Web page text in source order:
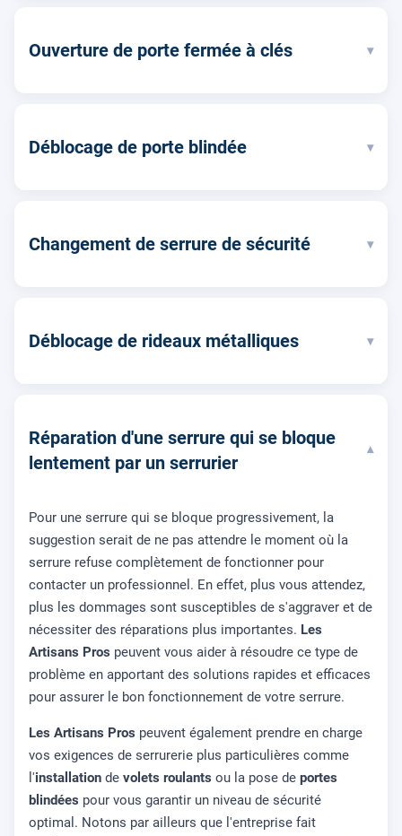
Ouverture de porte fermée à clés ▾
Déblocage de porte blindée ▾
Changement de serrure de sécurité ▾
Déblocage de rideaux métalliques ▾
Réparation d'une serrure qui se bloque
lentement par un serrurier
▾
Pour une serrure qui se bloque progressivement, la
suggestion serait de ne pas attendre le moment où la
serrure refuse complètement de fonctionner pour
contacter un professionnel. En effet, plus vous attendez,
plus les dommages sont susceptibles de s'aggraver et de
nécessiter des réparations plus importantes. Les
Artisans Pros peuvent vous aider à résoudre ce type de
problème en apportant des solutions rapides et efficaces
pour assurer le bon fonctionnement de votre serrure.
Les Artisans Pros peuvent également prendre en charge
vos exigences de serrurerie plus particulières comme
l'installation de volets roulants ou la pose de portes
blindées pour vous garantir un niveau de sécurité
optimal. Notons par ailleurs que l'entreprise fait